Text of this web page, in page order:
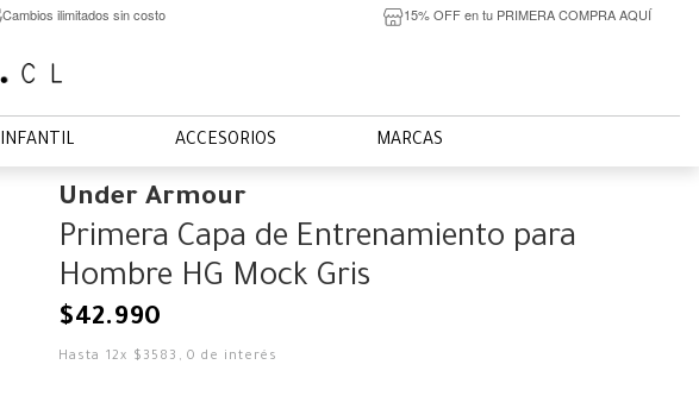
Cambios ilimitados sin costo 15% OFF en tu PRIMERA COMPRA AQUÍ
INFANTIL ACCESORIOS MARCAS
Under Armour
Primera Capa de Entrenamiento para
Hombre HG Mock Gris
$42.990
Hasta 12x $ 3583 ,0 de interés